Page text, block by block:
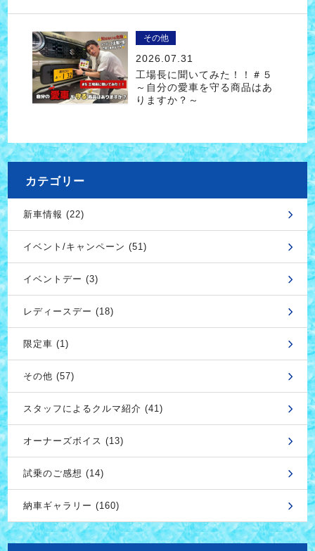
その他
2026.07.31
工場長に聞いてみた！！＃５
～自分の愛車を守る商品はあ
りますか？～
カテゴリー
新車情報 (22)
イベント/キャンペーン (51)
イベントデー (3)
レディースデー (18)
限定車 (1)
その他 (57)
スタッフによるクルマ紹介 (41)
オーナーズボイス (13)
試乗のご感想 (14)
納車ギャラリー (160)